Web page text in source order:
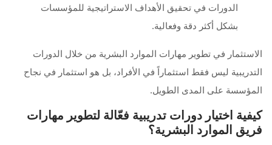
الدورات في تحقيق الأهداف الاستراتيجية للمؤسسات
بشكل أكثر دقة وفعالية.
الاستثمار في تطوير مهارات الموارد البشرية من خلال الدورات
التدريبية ليس فقط استثماراً في الأفراد، بل هو استثمار في نجاح
المؤسسة على المدى الطويل.
كيفية اختيار دورات تدريبية فعّالة لتطوير مهارات
فريق الموارد البشرية؟